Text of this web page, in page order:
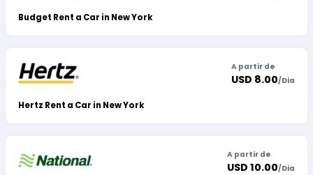
Budget Rent a Car in New York
Hertz Rent a Car in New York
A partir de
USD 8.00/Dia
A partir de
USD 10.00/Dia